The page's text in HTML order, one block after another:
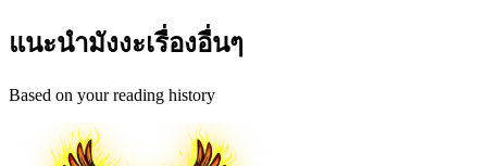
แนะนำมังงะเรื่องอื่นๆ
Based on your reading history